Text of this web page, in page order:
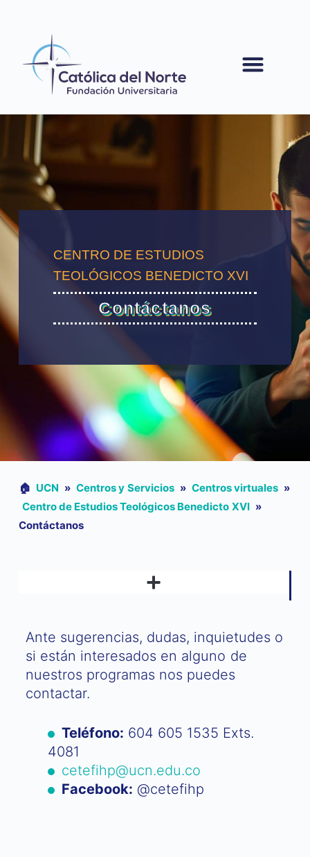
CENTRO DE ESTUDIOS
TEOLÓGICOS BENEDICTO XVI
Contáctanos
🏠︎ UCN » Centros y Servicios » Centros virtuales »
Centro de Estudios Teológicos Benedicto XVI »
Contáctanos
Ante sugerencias, dudas, inquietudes o
si están interesados en alguno de
nuestros programas nos puedes
contactar.
Teléfono: 604 605 1535 Exts.
4081
cetefihp@ucn.edu.co
Facebook: @cetefihp